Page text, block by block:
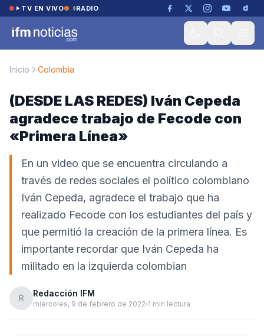
Saltar al contenido
TV EN VIVO RADIO
Inicio Colombia
(DESDE LAS REDES) Iván Cepeda
agradece trabajo de Fecode con
«Primera Línea»
En un video que se encuentra circulando a
través de redes sociales el político colombiano
Iván Cepeda, agradece el trabajo que ha
realizado Fecode con los estudiantes del país y
que permitió la creación de la primera línea. Es
importante recordar que Iván Cepeda ha
militado en la izquierda colombian
R Redacción IFM
miércoles, 9 de febrero de 2022 1 min lectura